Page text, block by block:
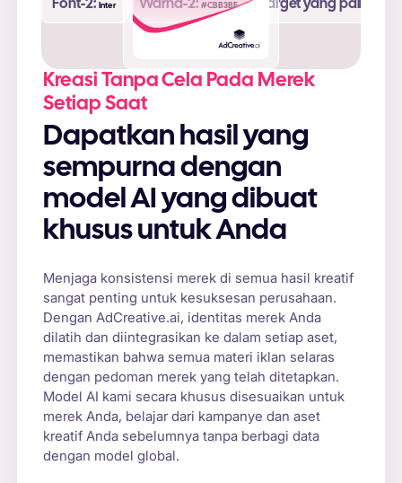
Kreasi Tanpa Cela Pada Merek
Setiap Saat
Dapatkan hasil yang
sempurna dengan
model AI yang dibuat
khusus untuk Anda
Menjaga konsistensi merek di semua hasil kreatif
sangat penting untuk kesuksesan perusahaan.
Dengan AdCreative.ai, identitas merek Anda
dilatih dan diintegrasikan ke dalam setiap aset,
memastikan bahwa semua materi iklan selaras
dengan pedoman merek yang telah ditetapkan.
Model AI kami secara khusus disesuaikan untuk
merek Anda, belajar dari kampanye dan aset
kreatif Anda sebelumnya tanpa berbagi data
dengan model global.
Font-2:Inter Warna-2: #CBB3BF Target yang paling